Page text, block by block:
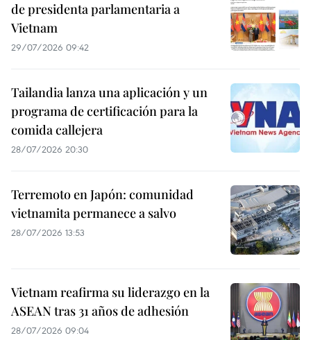
de presidenta parlamentaria a
Vietnam
29/07/2026 09:42
Tailandia lanza una aplicación y un
programa de certificación para la
comida callejera
28/07/2026 20:30
Terremoto en Japón: comunidad
vietnamita permanece a salvo
28/07/2026 13:53
Vietnam reafirma su liderazgo en la
ASEAN tras 31 años de adhesión
28/07/2026 09:04